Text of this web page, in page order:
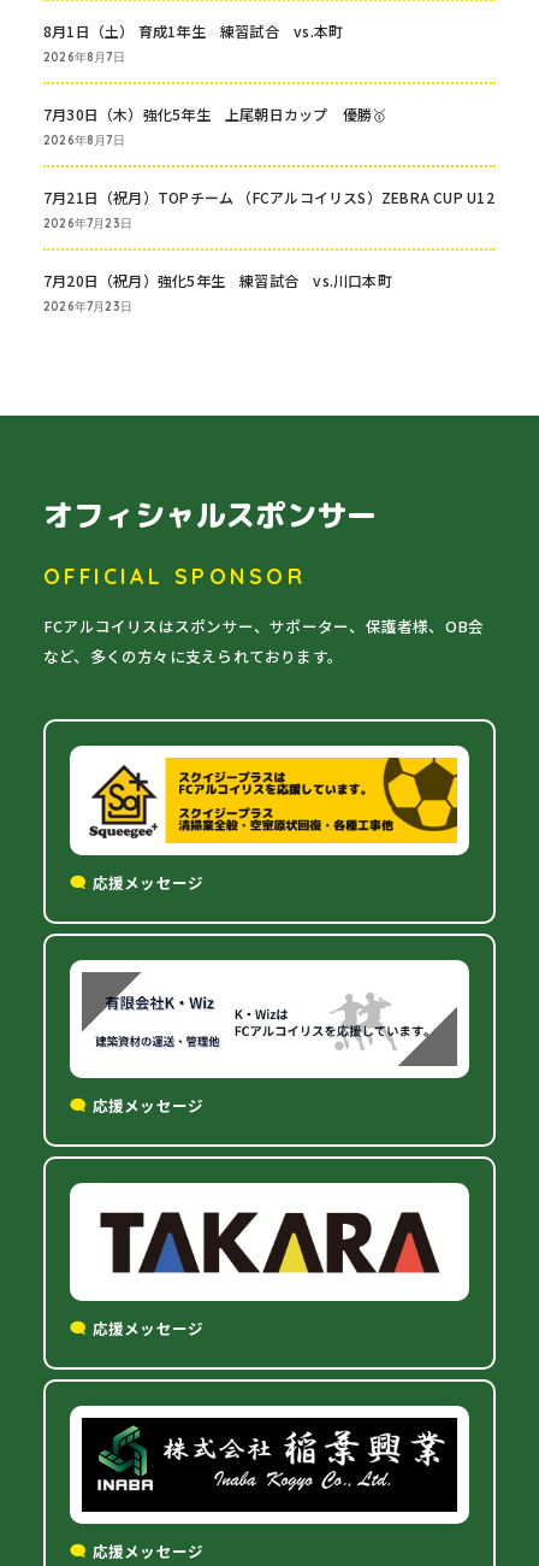
8月1日（土） 育成1年生 練習試合 vs.本町
2026年8月7日
7月30日（木）強化5年生 上尾朝日カップ 優勝🥇
2026年8月7日
7月21日（祝月）TOPチーム （FCアルコイリスS）ZEBRA CUP U12
2026年7月23日
7月20日（祝月）強化5年生 練習試合 vs.川口本町
2026年7月23日
オフィシャルスポンサー
OFFICIAL SPONSOR
FCアルコイリスはスポンサー、サポーター、保護者様、OB会
など、多くの方々に支えられております。
応援メッセージ
応援メッセージ
応援メッセージ
応援メッセージ